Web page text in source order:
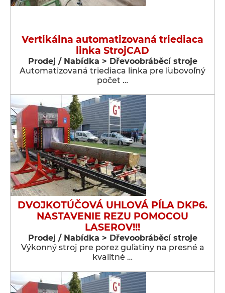
Vertikálna automatizovaná triediaca
linka StrojCAD
Prodej / Nabídka > Dřevoobráběcí stroje
Automatizovaná triediaca linka pre ľubovoľný
počet …
DVOJKOTÚČOVÁ UHLOVÁ PÍLA DKP6.
NASTAVENIE REZU POMOCOU
LASEROV!!!
Prodej / Nabídka > Dřevoobráběcí stroje
Výkonný stroj pre porez guľatiny na presné a
kvalitné …